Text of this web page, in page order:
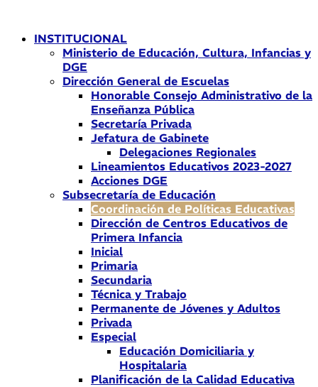
contenidoINSTITUCIONAL
Ministerio de Educación, Cultura, Infancias y
DGE
Dirección General de Escuelas
Honorable Consejo Administrativo de la
Enseñanza Pública
Secretaría Privada
Jefatura de Gabinete
Delegaciones Regionales
Lineamientos Educativos 2023-2027
Acciones DGE
Subsecretaría de Educación
Coordinación de Políticas Educativas
Dirección de Centros Educativos de
Primera Infancia
Inicial
Primaria
Secundaria
Técnica y Trabajo
Permanente de Jóvenes y Adultos
Privada
Especial
Educación Domiciliaria y
Hospitalaria
Planificación de la Calidad Educativa